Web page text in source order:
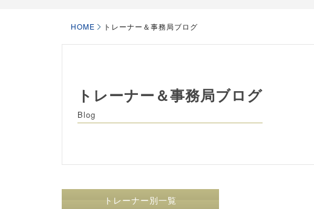
HOME トレーナー＆事務局ブログ
トレーナー＆事務局ブログ
Blog
トレーナー別一覧